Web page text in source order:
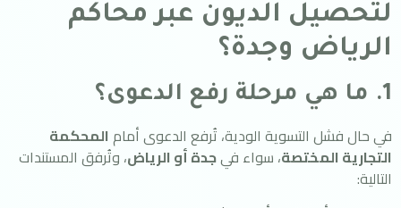
لتحصيل الديون عبر محاكم
الرياض وجدة؟
1. ما هي مرحلة رفع الدعوى؟
في حال فشل التسوية الودية، تُرفع الدعوى أمام المحكمة
التجارية المختصة، سواء فيجدة أو الرياض، وتُرفق المستندات
التالية: